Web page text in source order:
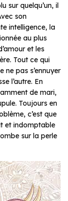
sur quelqu’un, il
son
intelligence, la
au plus
et les
Tout ce qui
ne pas s’ennuyer
l’autre. En
de mari,
Toujours en
c’est que
et indomptable
sur la perle